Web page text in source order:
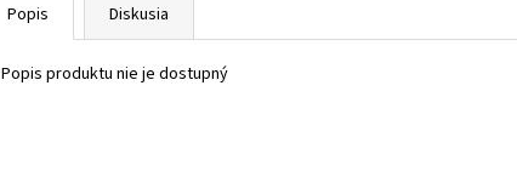
Popis Diskusia
Popis produktu nie je dostupný